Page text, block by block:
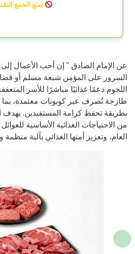
يمنع الجمع
عن الإمام الصادق " إن أحب الأعمال
السرور على المؤمن شبعة مسلم أو
اللحوم دعمًا غذائيًا مباشرًا للأسر
طازجة تُصرف عبر كوبونات معتمدة،
بطريقة تحفظ كرامة المستفيدين.
من الاحتياجات الغذائية الأساسية
العام، وتعزيز أمنها الغذائي بآلية منظمة